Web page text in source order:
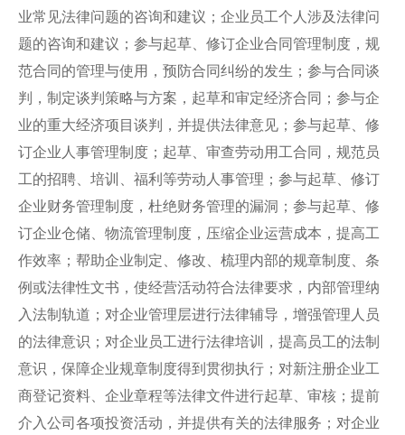
业常见法律问题的咨询和建议；企业员工个人涉及法律问
题的咨询和建议；参与起草、修订企业合同管理制度，规
范合同的管理与使用，预防合同纠纷的发生；参与合同谈
判，制定谈判策略与方案，起草和审定经济合同；参与企
业的重大经济项目谈判，并提供法律意见；参与起草、修
订企业人事管理制度；起草、审查劳动用工合同，规范员
工的招聘、培训、福利等劳动人事管理；参与起草、修订
企业财务管理制度，杜绝财务管理的漏洞；参与起草、修
订企业仓储、物流管理制度，压缩企业运营成本，提高工
作效率；帮助企业制定、修改、梳理内部的规章制度、条
例或法律性文书，使经营活动符合法律要求，内部管理纳
入法制轨道；对企业管理层进行法律辅导，增强管理人员
的法律意识；对企业员工进行法律培训，提高员工的法制
意识，保障企业规章制度得到贯彻执行；对新注册企业工
商登记资料、企业章程等法律文件进行起草、审核；提前
介入公司各项投资活动，并提供有关的法律服务；对企业